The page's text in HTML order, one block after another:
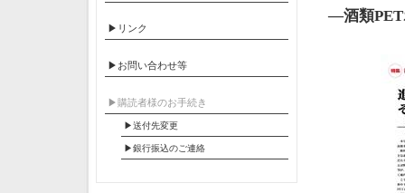
―酒類PET
▶リンク
▶お問い合わせ等
▶︎購読者様のお手続き
▶送付先変更
▶︎銀行振込のご連絡